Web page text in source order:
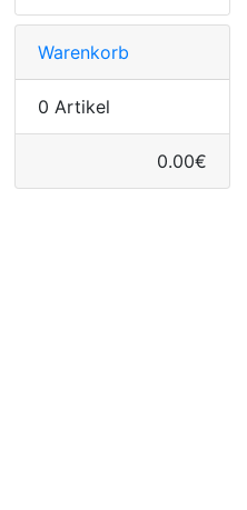
Warenkorb
0 Artikel
0.00€